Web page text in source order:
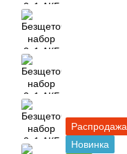
Распродажа
Новинка